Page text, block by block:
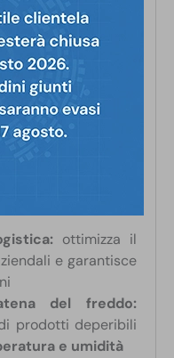
autonomia
si attiva solo in
come variazioni di
The-Air):
nuove funzionalità
manuale
magneti
ottimizza il
e garantisce
del freddo:
prodotti deperibili
e umidità